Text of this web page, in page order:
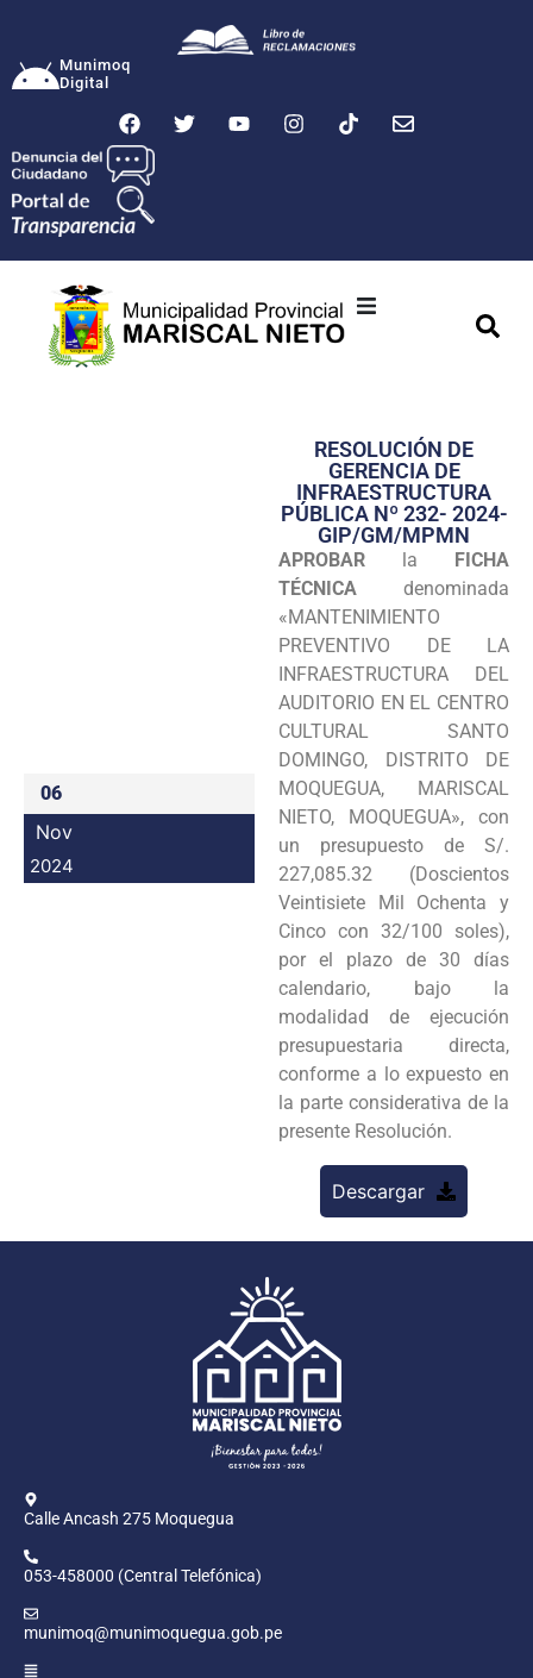
Munimoq
Digital
Transparencia
Seguridad
Programas
Intranet
06
Nov
2024
RESOLUCIÓN DE
GERENCIA DE
INFRAESTRUCTURA
PÚBLICA Nº 232- 2024-
GIP/GM/MPMN
APROBAR la FICHA
TÉCNICA denominada
«MANTENIMIENTO
PREVENTIVO DE LA
INFRAESTRUCTURA DEL
AUDITORIO EN EL CENTRO
CULTURAL SANTO
DOMINGO, DISTRITO DE
MOQUEGUA, MARISCAL
NIETO, MOQUEGUA», con
un presupuesto de S/.
227,085.32 (Doscientos
Veintisiete Mil Ochenta y
Cinco con 32/100 soles),
por el plazo de 30 días
calendario, bajo la
modalidad de ejecución
presupuestaria directa,
conforme a lo expuesto en
la parte considerativa de la
presente Resolución.
Descargar
Calle Ancash 275 Moquegua
053-458000 (Central Telefónica)
munimoq@munimoquegua.gob.pe